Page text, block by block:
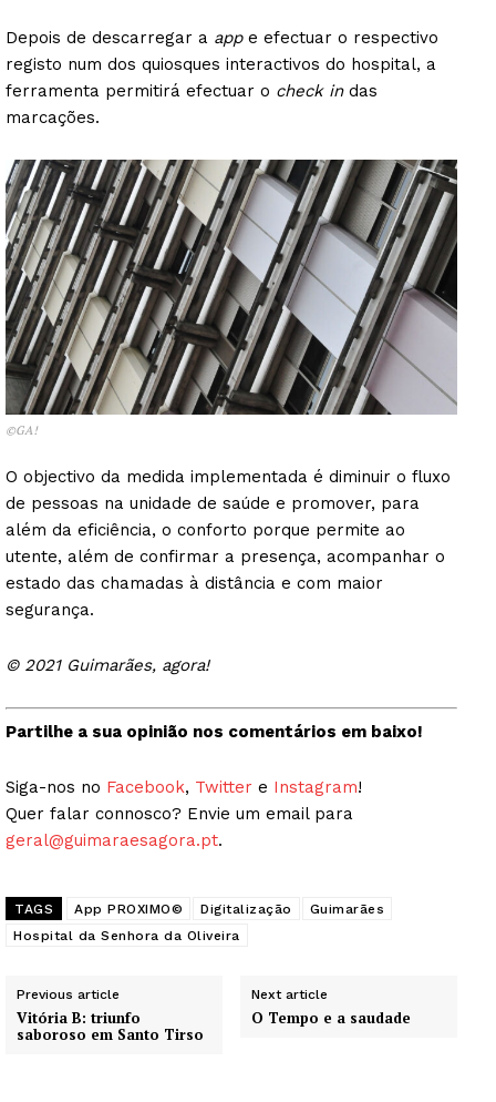
Depois de descarregar a appe efectuar o respectivo
registo num dos quiosques interactivos do hospital, a
ferramenta permitirá efectuar o check indas
marcações.
©GA!
O objectivo da medida implementada é diminuir o fluxo
de pessoas na unidade de saúde e promover, para
além da eficiência, o conforto porque permite ao
utente, além de confirmar a presença, acompanhar o
estado das chamadas à distância e com maior
segurança.
© 2021 Guimarães, agora!
Partilhe a sua opinião nos comentários em baixo!
Siga-nos no Facebook, Twitter e Instagram!
Quer falar connosco? Envie um email para
geral@guimaraesagora.pt.
TAGS App PROXIMO© Digitalização
Guimarães
Hospital da Senhora da Oliveira
Previous article
Vitória B: triunfo
saboroso em Santo Tirso
Next article
O Tempo e a saudade